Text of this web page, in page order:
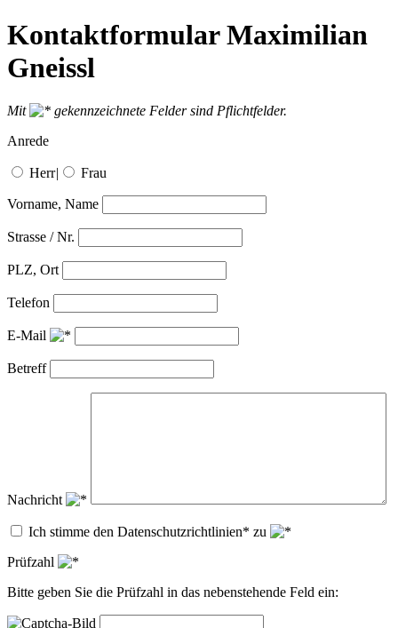
Kontaktformular Maximilian
Gneissl
Mit
gekennzeichnete Felder sind Pflichtfelder.
Anrede
Herr| Frau
Vorname, Name
Strasse / Nr.
PLZ, Ort
Telefon
E-Mail
Betreff
Nachricht
Ich stimme den Datenschutzrichtlinien* zu
Prüfzahl
Bitte geben Sie die Prüfzahl in das nebenstehende Feld ein: